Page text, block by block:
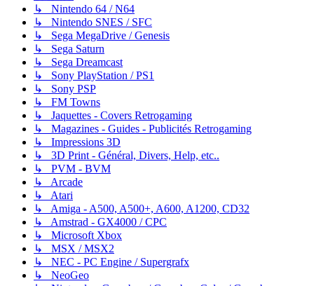
↳ Nintendo 64 / N64
↳ Nintendo SNES / SFC
↳ Sega MegaDrive / Genesis
↳ Sega Saturn
↳ Sega Dreamcast
↳ Sony PlayStation / PS1
↳ Sony PSP
↳ FM Towns
↳ Jaquettes - Covers Retrogaming
↳ Magazines - Guides - Publicités Retrogaming
↳ Impressions 3D
↳ 3D Print - Général, Divers, Help, etc..
↳ PVM - BVM
↳ Arcade
↳ Atari
↳ Amiga - A500, A500+, A600, A1200, CD32
↳ Amstrad - GX4000 / CPC
↳ Microsoft Xbox
↳ MSX / MSX2
↳ NEC - PC Engine / Supergrafx
↳ NeoGeo